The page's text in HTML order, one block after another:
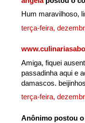
Hum maravilhoso,
terça-feira,
Amiga, fiquei
passadinha aqui e
damascos. beijinhos
terça-feira,
Anônimo postou